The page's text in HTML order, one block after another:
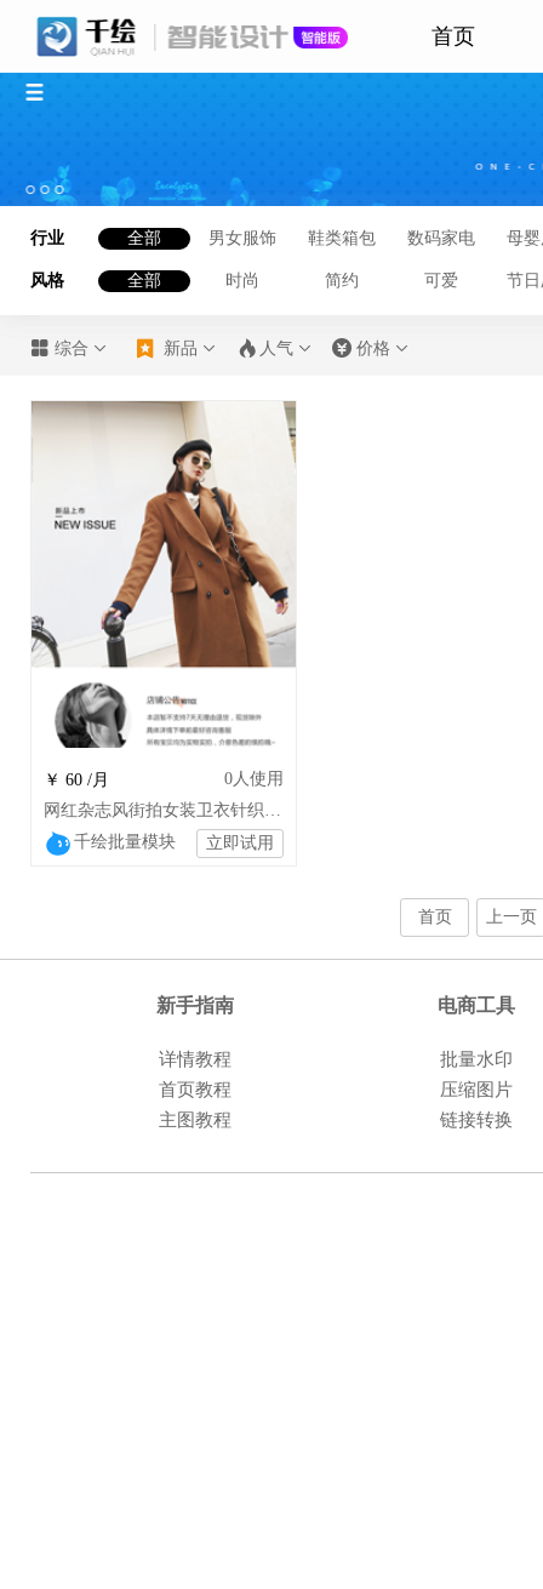
首页
行业 全部 男女服饰 鞋类箱包 数码家电 母
风格 全部 时尚 简约 可爱 节
 综合   新品   人气   价格 
￥ 60 /月 0人使用
网红杂志风街拍女装卫衣针织衫连衣裙鞋包
千绘批量模块
立即试用
首页 上一页
新手指南 电商工具
详情教程
批量水印
首页教程
压缩图片
主图教程
链接转换